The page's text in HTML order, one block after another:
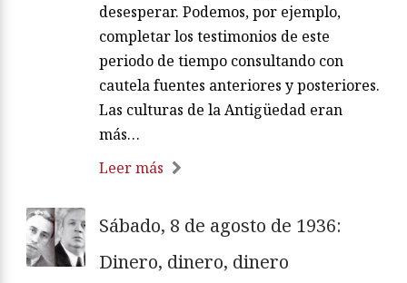
desesperar. Podemos, por ejemplo,
completar los testimonios de este
periodo de tiempo consultando con
cautela fuentes anteriores y posteriores.
Las culturas de la Antigüedad eran
más…
Leer más
Sábado, 8 de agosto de 1936:
Dinero, dinero, dinero